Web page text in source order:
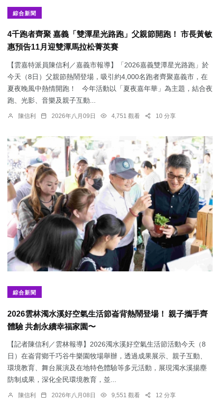
綜合新聞
4千跑者齊聚 嘉義「雙潭星光路跑」父親節開跑！ 市長黃敏
惠預告11月迎雙潭馬拉松菁英賽
【雲嘉特派員陳信利／嘉義市報導】「2026嘉義雙潭星光路跑」於
今天（8日）父親節熱鬧登場，吸引約4,000名跑者齊聚嘉義市，在
夏夜晚風中熱情開跑！ 今年活動以「夏夜嘉年華」為主題，結合夜
跑、光影、音樂及親子互動...
陳信利 2026年八月09日 4,751 觀看 10 分享
綜合新聞
2026雲林濁水溪好空氣生活節崙背熱鬧登場！ 親子攜手齊
體驗 共創永續幸福家園〜
【記者陳信利／雲林報導】2026濁水溪好空氣生活節活動今天（8
日）在崙背鄉千巧谷牛樂園牧場舉辦，透過成果展示、親子互動、
環境教育、舞台展演及在地特色體驗等多元活動，展現濁水溪揚塵
防制成果，深化全民環境教育，並...
陳信利 2026年八月08日 9,551 觀看 12 分享